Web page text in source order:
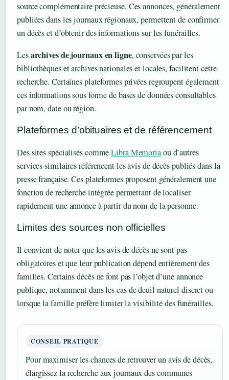
source complémentaire précieuse. Ces annonces, généralement
publiées dans les journaux régionaux, permettent de confirmer
un décès et d’obtenir des informations sur les funérailles.
Lesarchives de journaux en ligne, conservées par les
bibliothèques et archives nationales et locales, facilitent cette
recherche. Certaines plateformes privées regroupent également
ces informations sous forme de bases de données consultables
par nom, date ou région.
Plateformes d’obituaires et de référencement
Des sites spécialisés commeLibra Memoriaou d’autres
services similaires référencent les avis de décès publiés dans la
presse française. Ces plateformes proposent généralement une
fonction de recherche intégrée permettant de localiser
rapidement une annonce à partir du nom de la personne.
Limites des sources non officielles
Il convient de noter que les avis de décès ne sont pas
obligatoires et que leur publication dépend entièrement des
familles. Certains décès ne font pas l’objet d’une annonce
publique, notamment dans les cas de deuil naturel discret ou
lorsque la famille préfère limiter la visibilité des funérailles.
CONSEIL PRATIQUE
Pour maximiser les chances de retrouver un avis de décès,
élargissez la recherche aux journaux des communes